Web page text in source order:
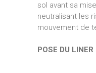
sol avant sa
neutralisant les
mouvement de
POSE DU LINER